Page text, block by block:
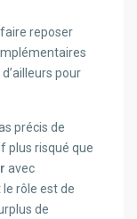
reposer
pour
précis de
plus risqué que
avec
rôle est de
de